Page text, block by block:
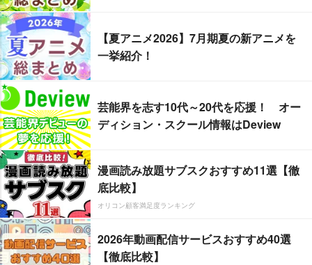
【夏アニメ2026】7月期夏の新アニメを
一挙紹介！
芸能界を志す10代～20代を応援！ オー
ディション・スクール情報はDeview
漫画読み放題サブスクおすすめ11選【徹
底比較】
オリコン顧客満足度ランキング
2026年動画配信サービスおすすめ40選
【徹底比較】